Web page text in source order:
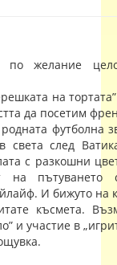
желание
на
да посетим
футболна
света след
с разкошни
на пътуването
И бижуто на
късмета.
и участие в